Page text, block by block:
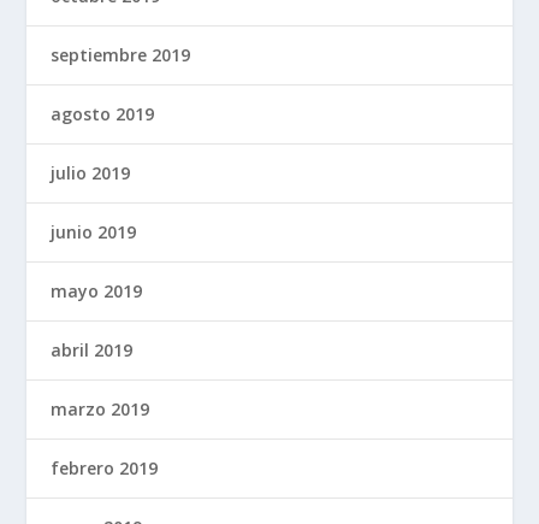
septiembre 2019
agosto 2019
julio 2019
junio 2019
mayo 2019
abril 2019
marzo 2019
febrero 2019